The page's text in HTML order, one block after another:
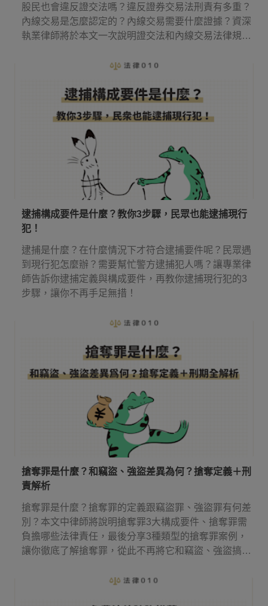
股民也會違反證交法嗎？違反證券交易法刑責有多重？
內線交易是怎麼認定的？內線交易需要什麼證據？資深
執業律師將於本文一次說明證交法和內線交易法律規
逮捕構成要件是什麼？教你3步驟，民眾也能逮捕現行
犯！
逮捕是什麼？在什麼情況下才符合逮捕要件呢？民眾遇
到現行犯怎麼辦？需要幫忙警方逮捕犯人嗎？讓專業律
師告訴你逮捕定義與構成要件，再教你逮捕現行犯的3
步驟，讓你不再手足無措！
搶奪罪是什麼？和竊盜、強盜差異為何？搶奪定義＋刑
責解析
搶奪罪是什麼？搶奪罪的定義跟竊盜罪、強盜罪有何差
別？本文中律師將說明搶奪罪3大構成要件、搶奪罪需
負擔哪些法律責任，最後分享3種類型的搶奪罪案例，
讓你徹底了解搶奪罪，從此不再將它和竊盜、強盜搞